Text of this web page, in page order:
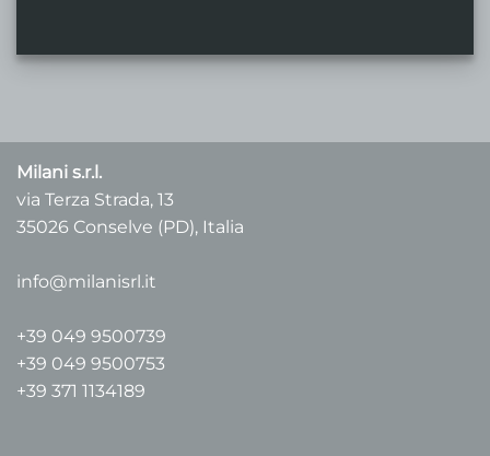
Milani s.r.l.
via Terza Strada, 13
35026 Conselve (PD), Italia
info@milanisrl.it
+39 049 9500739
+39 049 9500753
+39 371 1134189